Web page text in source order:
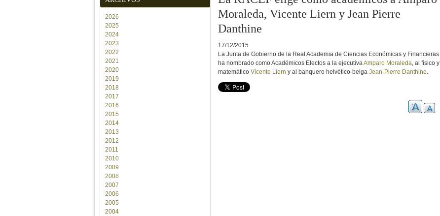
Moraleda, Vicente Liern y Jean Pierre
Danthine
17/12/2015
La Junta de Gobierno de la Real Academia de Ciencias Económicas y Financieras
ha nombrado como Académicos Electos a la ejecutiva Amparo Moraleda , al físico y
matemático Vicente Liern y al banquero helvético-belga Jean-Pierre Danthine
2026
2025
2024
2023
2022
2021
2020
2019
2018
2017
2016
2015
2014
2013
2012
2011
2010
2009
2008
2007
2006
2005
2004